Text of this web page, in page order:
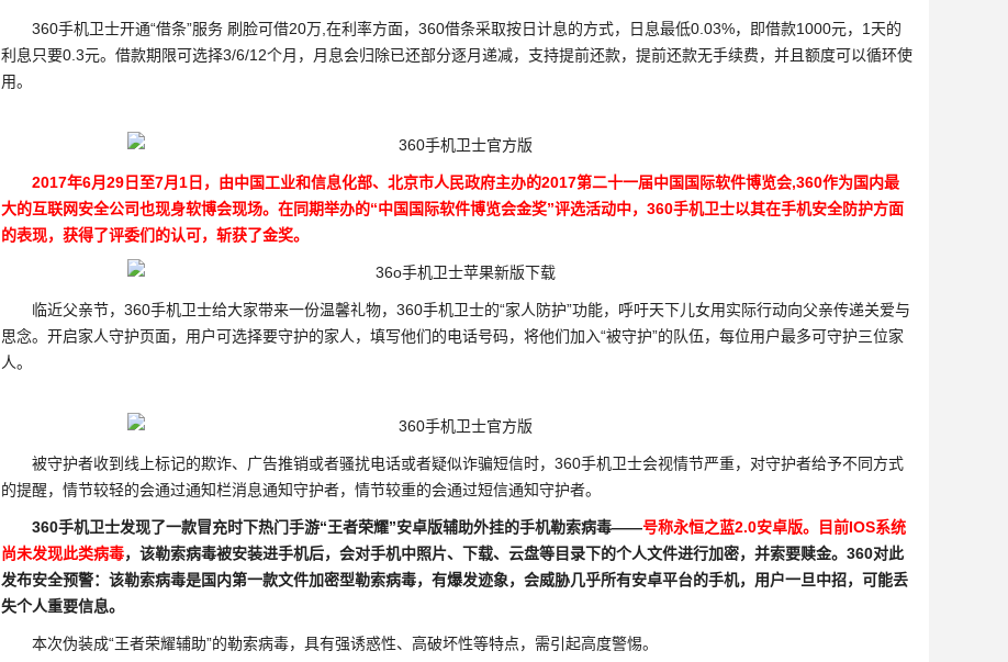
360手机卫士开通“借条”服务 刷脸可借20万,在利率方面，360借条采取按日计息的方式，日息最低0.03%，即借款1000元，1天的
利息只要0.3元。借款期限可选择3/6/12个月，月息会归除已还部分逐月递减，支持提前还款，提前还款无手续费，并且额度可以循环使
用。
2017年6月29日至7月1日，由中国工业和信息化部、北京市人民政府主办的2017第二十一届中国国际软件博览会,360作为国内最
大的互联网安全公司也现身软博会现场。在同期举办的“中国国际软件博览会金奖”评选活动中，360手机卫士以其在手机安全防护方面
的表现，获得了评委们的认可，斩获了金奖。
临近父亲节，360手机卫士给大家带来一份温馨礼物，360手机卫士的“家人防护”功能，呼吁天下儿女用实际行动向父亲传递关爱与
思念。开启家人守护页面，用户可选择要守护的家人，填写他们的电话号码，将他们加入“被守护”的队伍，每位用户最多可守护三位家
人。
被守护者收到线上标记的欺诈、广告推销或者骚扰电话或者疑似诈骗短信时，360手机卫士会视情节严重，对守护者给予不同方式
的提醒，情节较轻的会通过通知栏消息通知守护者，情节较重的会通过短信通知守护者。
360手机卫士发现了一款冒充时下热门手游“王者荣耀”安卓版辅助外挂的手机勒索病毒——号称永恒之蓝2.0安卓版。目前IOS系统
尚未发现此类病毒，该勒索病毒被安装进手机后，会对手机中照片、下载、云盘等目录下的个人文件进行加密，并索要赎金。360对此
发布安全预警：该勒索病毒是国内第一款文件加密型勒索病毒，有爆发迹象，会威胁几乎所有安卓平台的手机，用户一旦中招，可能丢
失个人重要信息。
本次伪装成“王者荣耀辅助”的勒索病毒，具有强诱惑性、高破坏性等特点，需引起高度警惕。